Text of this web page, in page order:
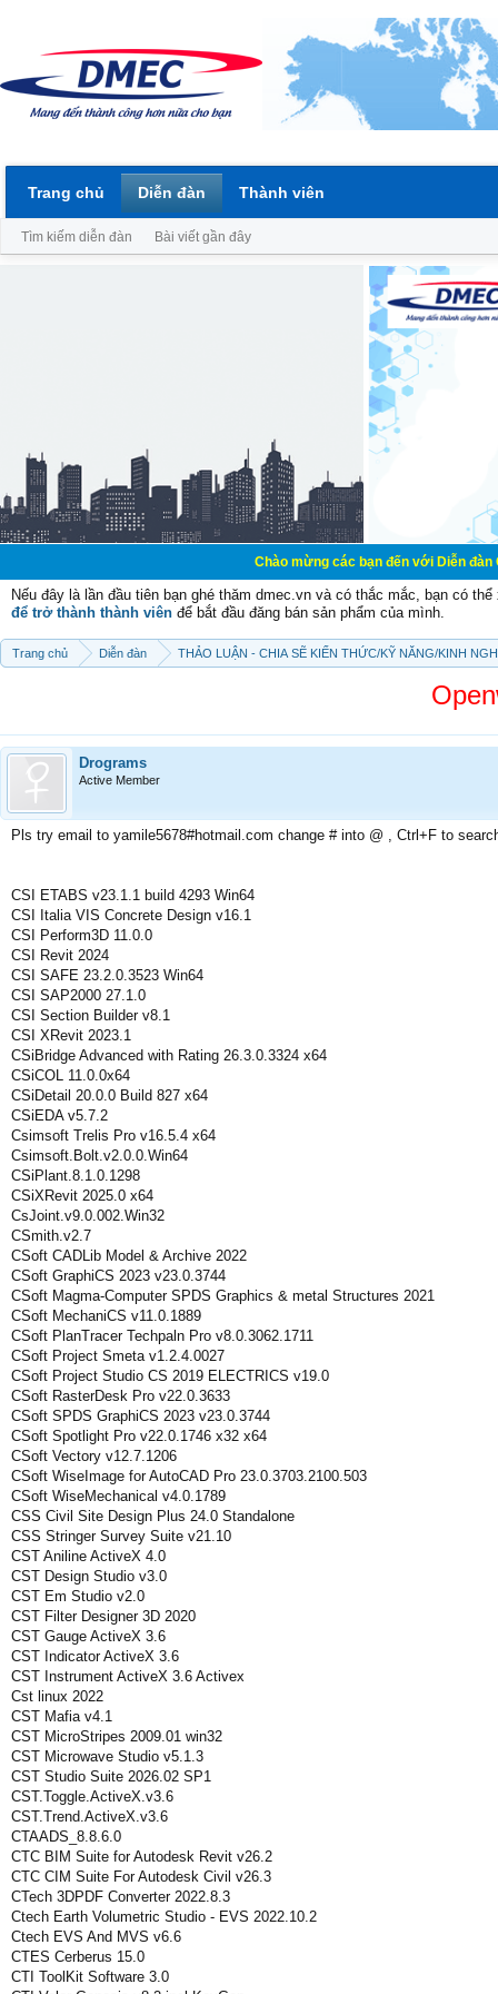
Chào mừng các bạn đến với Diễn đàn Cơ Điện -
Nếu đây là lần đầu tiên bạn ghé thăm dmec.vn và có thắc mắc, bạn có
để trở thành thành viên để bắt đầu đăng bán sản phẩm của mình.
Trang chủ Diễn đàn THẢO LUẬN - CHIA SẼ KIẾN THỨC/KỸ NĂNG/KINH
Drograms
Active Member
Pls try email to yamile5678#hotmail.com change # into @ , Ctrl+F to
CSI ETABS v23.1.1 build 4293 Win64
CSI Italia VIS Concrete Design v16.1
CSI Perform3D 11.0.0
CSI Revit 2024
CSI SAFE 23.2.0.3523 Win64
CSI SAP2000 27.1.0
CSI Section Builder v8.1
CSI XRevit 2023.1
CSiBridge Advanced with Rating 26.3.0.3324 x64
CSiCOL 11.0.0x64
CSiDetail 20.0.0 Build 827 x64
CSiEDA v5.7.2
Csimsoft Trelis Pro v16.5.4 x64
Csimsoft.Bolt.v2.0.0.Win64
CSiPlant.8.1.0.1298
CSiXRevit 2025.0 x64
CsJoint.v9.0.002.Win32
CSmith.v2.7
CSoft CADLib Model & Archive 2022
CSoft GraphiCS 2023 v23.0.3744
CSoft Magma-Computer SPDS Graphics & metal Structures 2021
CSoft MechaniCS v11.0.1889
CSoft PlanTracer Techpaln Pro v8.0.3062.1711
CSoft Project Smeta v1.2.4.0027
CSoft Project Studio CS 2019 ELECTRICS v19.0
CSoft RasterDesk Pro v22.0.3633
CSoft SPDS GraphiCS 2023 v23.0.3744
CSoft Spotlight Pro v22.0.1746 x32 x64
CSoft Vectory v12.7.1206
CSoft WiseImage for AutoCAD Pro 23.0.3703.2100.503
CSoft WiseMechanical v4.0.1789
CSS Civil Site Design Plus 24.0 Standalone
CSS Stringer Survey Suite v21.10
CST Aniline ActiveX 4.0
CST Design Studio v3.0
CST Em Studio v2.0
CST Filter Designer 3D 2020
CST Gauge ActiveX 3.6
CST Indicator ActiveX 3.6
CST Instrument ActiveX 3.6 Activex
Cst linux 2022
CST Mafia v4.1
CST MicroStripes 2009.01 win32
CST Microwave Studio v5.1.3
CST Studio Suite 2026.02 SP1
CST.Toggle.ActiveX.v3.6
CST.Trend.ActiveX.v3.6
CTAADS_8.8.6.0
CTC BIM Suite for Autodesk Revit v26.2
CTC CIM Suite For Autodesk Civil v26.3
CTech 3DPDF Converter 2022.8.3
Ctech Earth Volumetric Studio - EVS 2022.10.2
Ctech EVS And MVS v6.6
CTES Cerberus 15.0
CTI ToolKit Software 3.0
Trang chủ Diễn đàn
Tìm kiếm diễn đàn Bài viết gần đây
Thành viên